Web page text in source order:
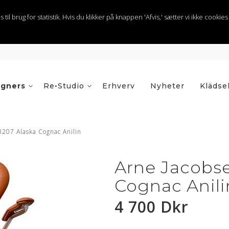
brug for statistik. Hvis du klikker på knappen 'Afvis,' sætter vi ikke
Re•Studio Nyheter Klädsel
Erhverv
Alaska Cognac Anilin
Arne
Cognac
4 700 Dkr